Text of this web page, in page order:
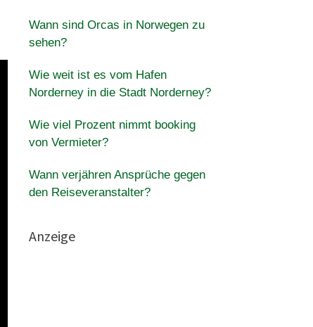
Wann sind Orcas in Norwegen zu
sehen?
Wie weit ist es vom Hafen
Norderney in die Stadt Norderney?
Wie viel Prozent nimmt booking
von Vermieter?
Wann verjähren Ansprüche gegen
den Reiseveranstalter?
Anzeige